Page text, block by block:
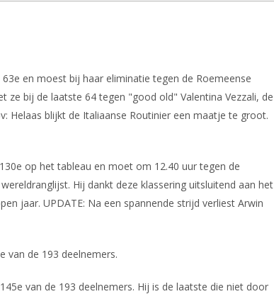
en moest bij haar eliminatie tegen de Roemeense
bij de laatste 64 tegen "good old" Valentina Vezzali, de
Helaas blijkt de Italiaanse Routinier een maatje te groot.
op het tableau en moet om 12.40 uur tegen de
Hij dankt deze klassering uitsluitend aan het
jaar. UPDATE: Na een spannende strijd verliest Arwin
van de 193 deelnemers.
van de 193 deelnemers. Hij is de laatste die niet door